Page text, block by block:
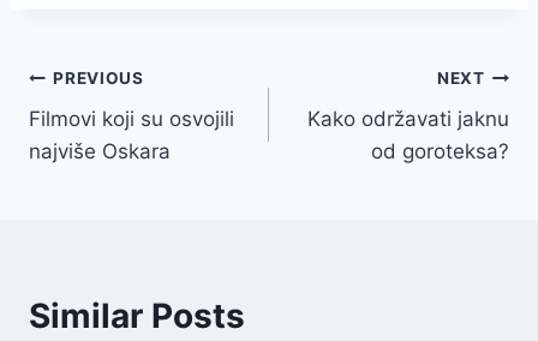
Navigacija
članaka
PREVIOUS
Filmovi koji su osvojili
najviše Oskara
NEXT
Kako održavati jaknu
od goroteksa?
Similar Posts